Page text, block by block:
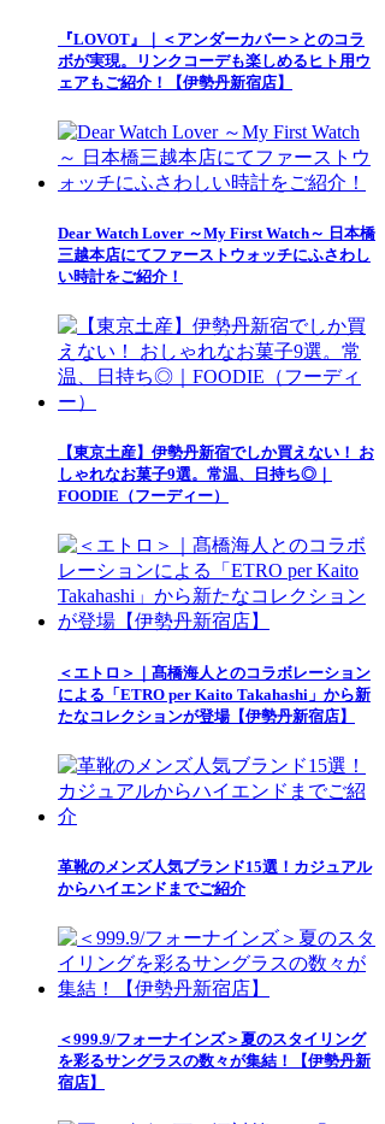
『LOVOT』｜＜アンダーカバー＞とのコラ
ボが実現。リンクコーデも楽しめるヒト用ウ
ェアもご紹介！【伊勢丹新宿店】
Dear Watch Lover ～My First Watch～ 日本橋
三越本店にてファーストウォッチにふさわし
い時計をご紹介！
【東京土産】伊勢丹新宿でしか買えない！ お
しゃれなお菓子9選。常温、日持ち◎｜
FOODIE（フーディー）
＜エトロ＞｜髙橋海人とのコラボレーション
による「ETRO per Kaito Takahashi」から新
たなコレクションが登場【伊勢丹新宿店】
革靴のメンズ人気ブランド15選！カジュアル
からハイエンドまでご紹介
＜999.9/フォーナインズ＞夏のスタイリング
を彩るサングラスの数々が集結！【伊勢丹新
宿店】